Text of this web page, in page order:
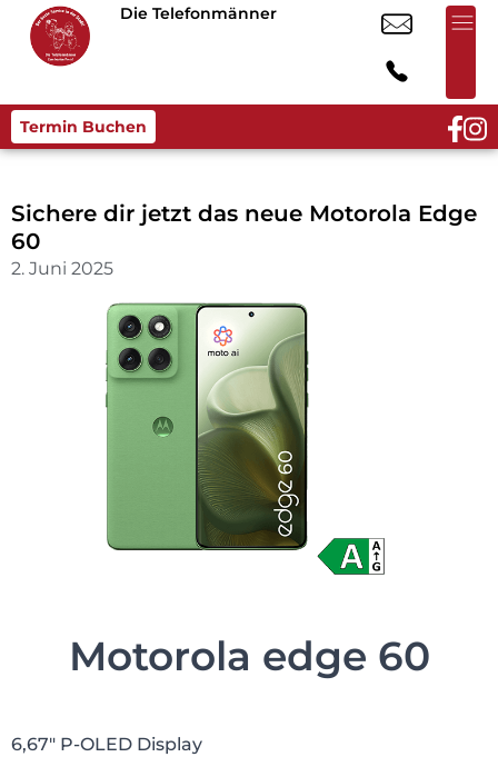
Die Telefonmänner
Termin Buchen
Sichere dir jetzt das neue Motorola Edge
60
2. Juni 2025
Motorola edge 60
6,67″ P-OLED Display